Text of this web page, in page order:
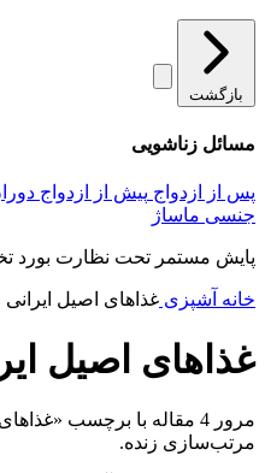
بازگشت
مسائل زناشویی
پس از ازدواج پیش از ازدواج
جنسی ماساژ
پایش مستمر تحت نظارت بورد
خانه آشپزی غذاهای اصیل ایرانی
غذاهای اصیل
مرور 4 مقاله با برچسب
مرتب‌سازی زنده.